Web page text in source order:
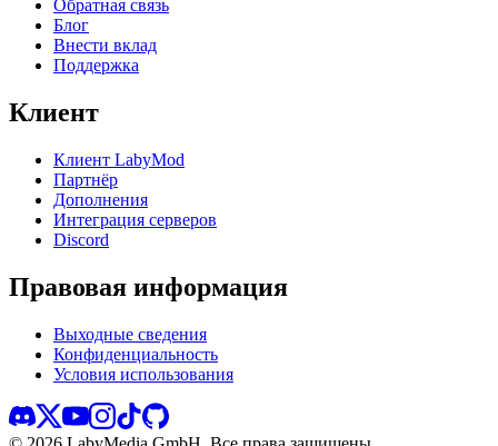
Обратная связь
Блог
Внести вклад
Поддержка
Клиент
Клиент LabyMod
Партнёр
Дополнения
Интеграция серверов
Discord
Правовая информация
Выходные сведения
Конфиденциальность
Условия использования